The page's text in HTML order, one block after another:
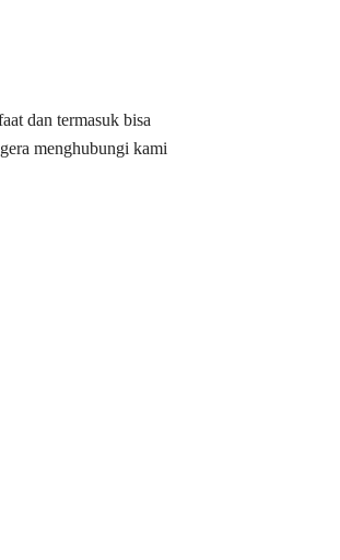
dan termasuk bisa
menghubungi kami